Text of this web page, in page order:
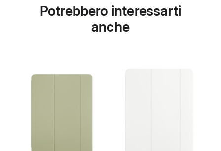
Potrebbero interessarti
anche